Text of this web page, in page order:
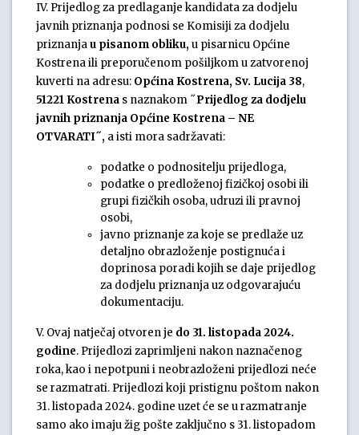
IV. Prijedlog za predlaganje kandidata za dodjelu
javnih priznanja podnosi se Komisiji za dodjelu
priznanjau pisanom obliku, u pisarnicu Općine
Kostrena ili preporučenom pošiljkom u zatvorenoj
kuverti na adresu: Općina Kostrena, Sv. Lucija 38,
51221 Kostrena s naznakom ˝Prijedlog za dodjelu
javnih priznanja Općine Kostrena – NE
OTVARATI˝, a isti mora sadržavati:
podatke o podnositelju prijedloga,
podatke o predloženoj fizičkoj osobi ili
grupi fizičkih osoba, udruzi ili pravnoj
osobi,
javno priznanje za koje se predlaže uz
detaljno obrazloženje postignuća i
doprinosa poradi kojih se daje prijedlog
za dodjelu priznanja uz odgovarajuću
dokumentaciju.
V. Ovaj natječaj otvoren je do 31. listopada 2024.
godine. Prijedlozi zaprimljeni nakon naznačenog
roka, kao i nepotpuni i neobrazloženi prijedlozi neće
se razmatrati. Prijedlozi koji pristignu poštom nakon
31. listopada 2024. godine uzet će se u razmatranje
samo ako imaju žig pošte zaključno s 31. listopadom